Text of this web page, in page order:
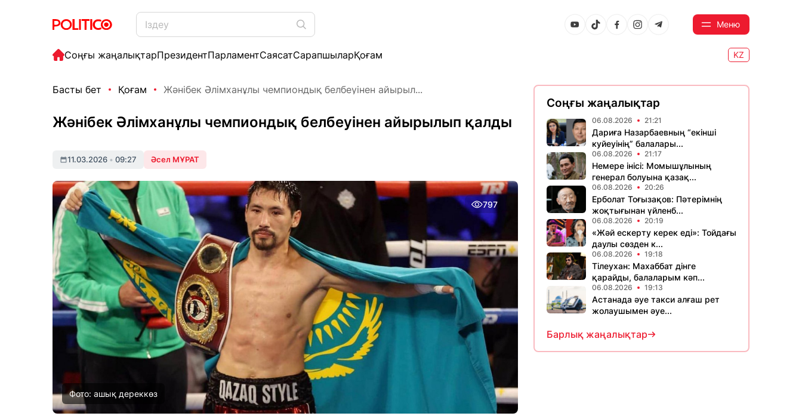
Меню
Соңғы жаңалықтарПрезидентПарламентСаясатСарапшыларҚоғам KZ
Басты бет Қоғам Жәнібек Әлімханұлы чемпиондық белбеуінен айырыл...
Жәнібек Әлімханұлы чемпиондық белбеуінен айырылып қалды
11.03.2026 • 09:27 Әсел МҰРАТ
797
Фото: ашық дереккөз
Соңғы жаңалықтар
06.08.2026 21:21
Дариға Назарбаевның “екінші
куйеуінің” балалары...
06.08.2026 21:17
Немере інісі: Момышұлының
генерал болуына қазақ...
06.08.2026 20:26
Ерболат Тоғызақов: Пәтерімнің
жоқтығынан үйленб...
06.08.2026 20:19
«Жәй ескерту керек еді»: Тойдағы
даулы сөзден к...
06.08.2026 19:18
Тілеухан: Махаббат дінге
қарайды, балаларым кәп...
06.08.2026 19:13
Астанада әуе такси алғаш рет
жолаушымен әуе...
Барлық жаңалықтар